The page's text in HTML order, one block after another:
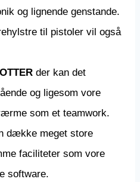
og lignende genstande.
til pistoler vil også
der kan det
og ligesom vore
som et teamwork.
dække meget store
faciliteter som vore
software.